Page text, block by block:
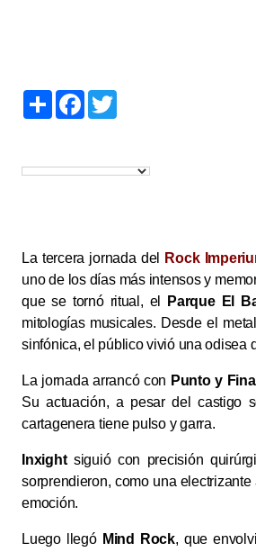
S
h
F
a
o e
La tercera jornada del Rock
uno de los días más intensos y
que se tornó ritual, el
Parque El
mitologías musicales. Desde el
sinfónica, el público vivió una odisea
La jornada arrancó con Punto y Final
Su actuación, a pesar del castigo
cartagenera tiene pulso y garra.
Inxightsiguió con precisión
sorprendieron, como una
emoción.
Luego llegó Mind Rock, que